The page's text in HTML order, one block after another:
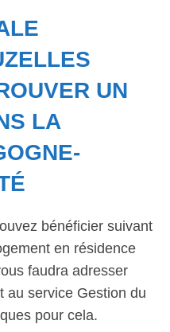
UN
LA
bénéficier suivant
en résidence
faudra adresser
au service Gestion du
pour cela.